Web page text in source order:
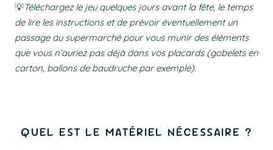
💡Téléchargez le jeu quelques jours avant la fête, le temps
de lire les instructions et de prévoir éventuellement un
passage au supermarché pour vous munir des éléments
que vous n’auriez pas déjà dans vos placards (gobelets en
carton, ballons de baudruche par exemple).
QUEL EST LE MATÉRIEL NÉCESSAIRE ?